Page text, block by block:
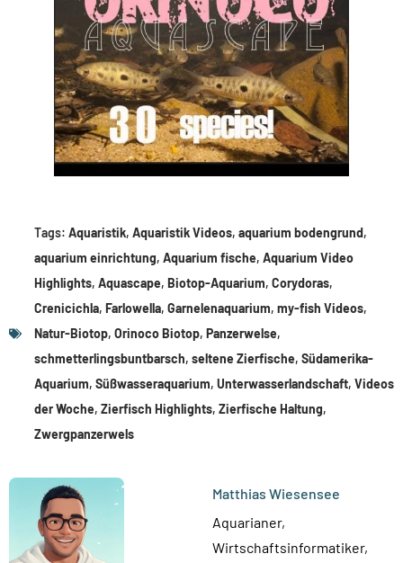
Tags: Aquaristik, Aquaristik Videos, aquarium bodengrund,
aquarium einrichtung, Aquarium fische, Aquarium Video
Highlights, Aquascape, Biotop-Aquarium, Corydoras,
Crenicichla, Farlowella, Garnelenaquarium, my-fish Videos,
Natur-Biotop, Orinoco Biotop, Panzerwelse,
schmetterlingsbuntbarsch, seltene Zierfische, Südamerika-
Aquarium, Süßwasseraquarium, Unterwasserlandschaft, Videos
der Woche, Zierfisch Highlights, Zierfische Haltung,
Zwergpanzerwels
Matthias Wiesensee
Aquarianer,
Wirtschaftsinformatiker,